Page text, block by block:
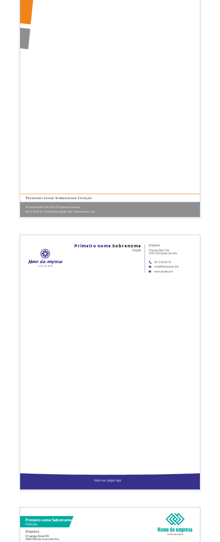
06 12 34 56 78 - email@sociedade.com - www.seusite.com
Primeiro nome Sobrenome Função
R Campo Bola 109 2525-555 Quinta Carocho
Insira seu slogan aqui
www.seusite.com
06 12 34 56 78
email@sociedade.com
R Campo Bola 109
2525-555 Quinta Carocho
Função
Empresa
Primeiro nome Sobrenome
Nome da empresa
Linha de base
Primeiro nome Sobrenome
Função
Empresa
R Campo Bola 109
2525-555 Quinta Carocho
Nome da empresa
Linha de base